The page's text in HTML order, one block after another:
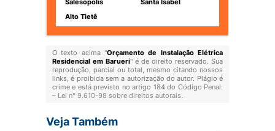
Salesópolis
Santa Isabel
Alto Tietê
O texto acima "Orçamento de Instalação Elétrica
Residencial em Barueri" é de direito reservado. Sua
reprodução, parcial ou total, mesmo citando nossos
links, é proibida sem a autorização do autor. Plágio é
crime e está previsto no artigo 184 do Código Penal.
– Lei n° 9.610-98 sobre direitos autorais.
Veja Também